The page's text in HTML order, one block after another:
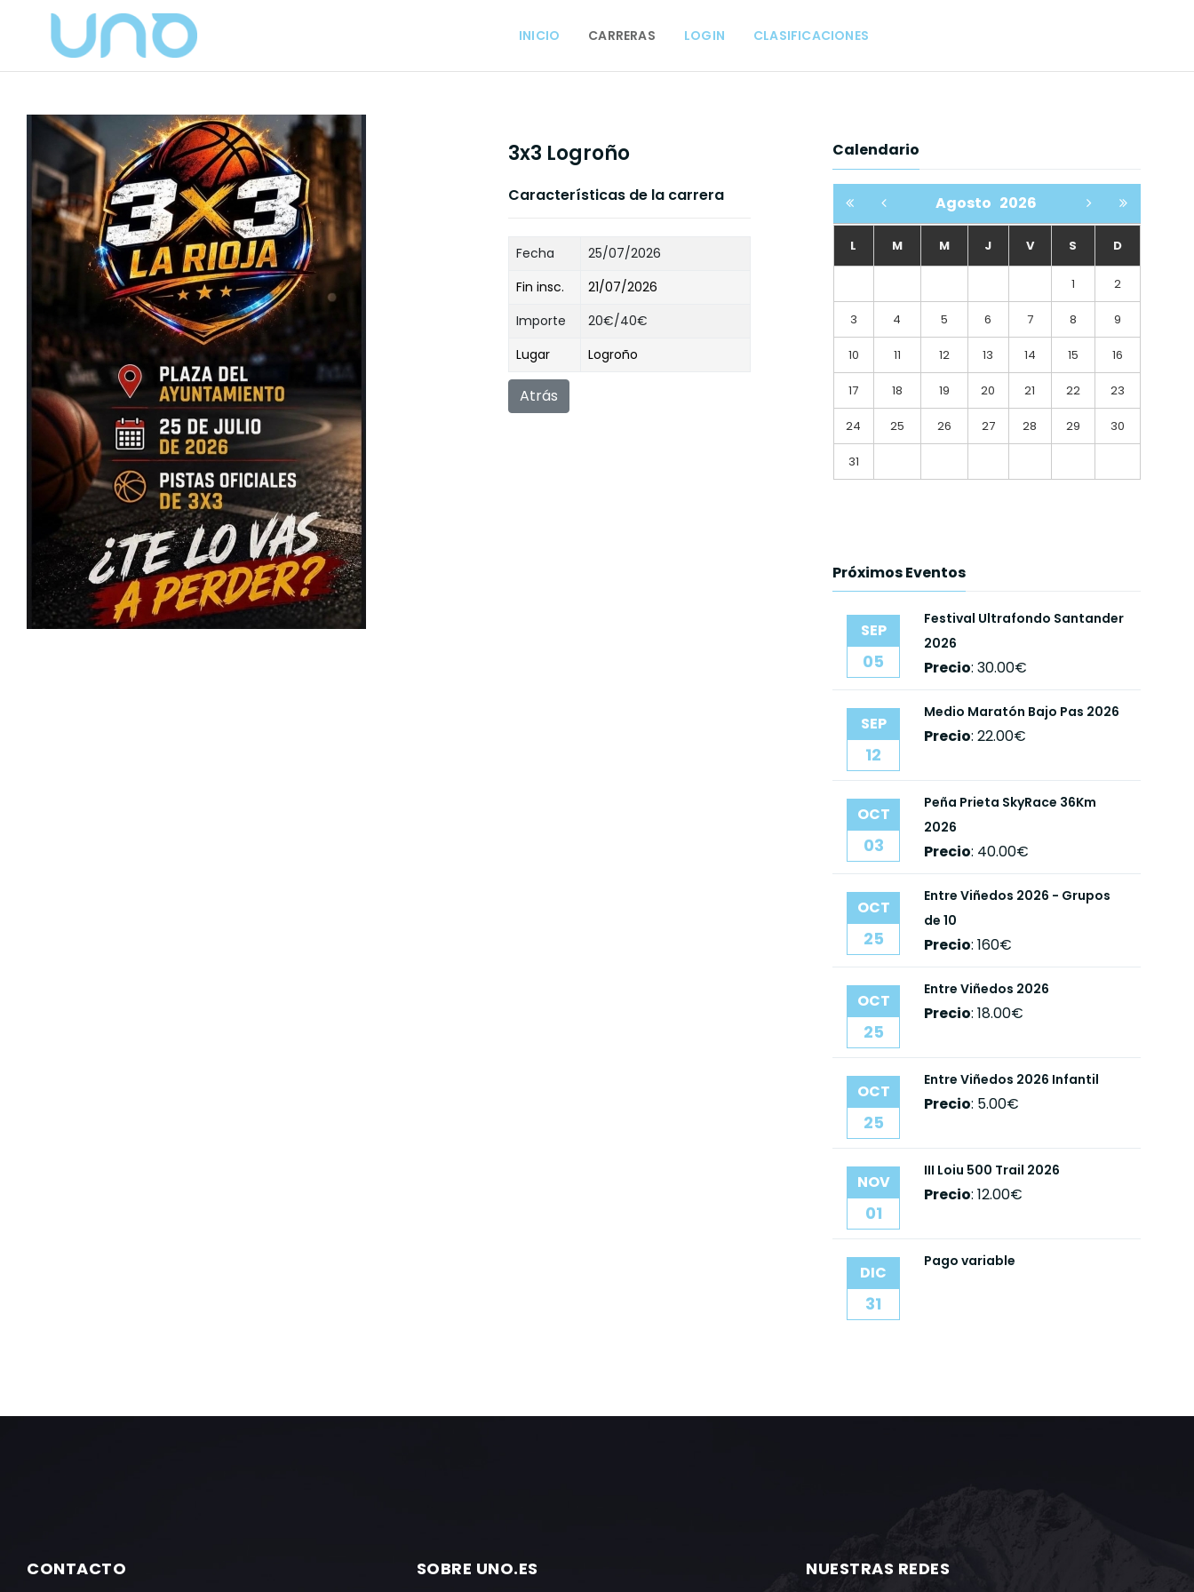
INICIO CARRERAS LOGIN CLASIFICACIONES
3x3 Logroño
Características de la carrera
Fecha
25/07/2026
Fin insc.
21/07/2026
Importe
20€/40€
Lugar
Logroño
Atrás
Calendario
Agosto 2026
L M M J V S D
1 2
3 4 5 6 7 8 9
10 11 12 13 14 15 16
17 18 19 20 21 22 23
24 25 26 27 28 29 30
31
Próximos Eventos
SEP
05
Festival Ultrafondo Santander
2026
Precio: 30.00€
SEP
12
Medio Maratón Bajo Pas 2026
Precio: 22.00€
OCT
03
Peña Prieta SkyRace 36Km
2026
Precio: 40.00€
OCT
25
Entre Viñedos 2026 - Grupos
de 10
Precio: 160€
OCT
25
Entre Viñedos 2026
Precio: 18.00€
OCT
25
Entre Viñedos 2026 Infantil
Precio: 5.00€
NOV
01
III Loiu 500 Trail 2026
Precio: 12.00€
DIC
31
Pago variable
CONTACTO SOBRE UNO.ES NUESTRAS REDES